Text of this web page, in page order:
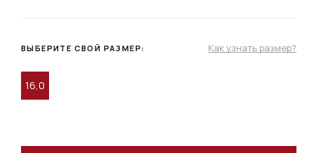
ВЫБЕРИТЕ СВОЙ РАЗМЕР: Как узнать размер?
16,0